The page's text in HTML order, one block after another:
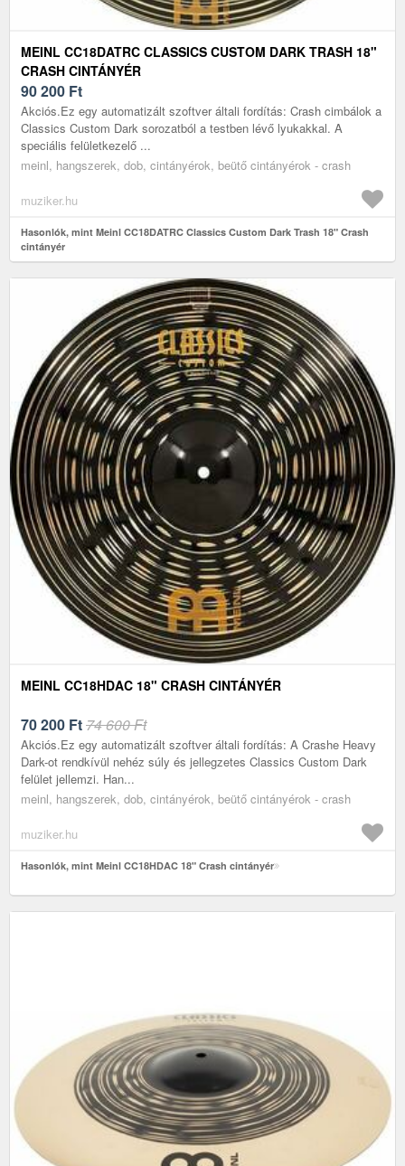
MEINL CC18DATRC CLASSICS CUSTOM DARK TRASH 18"
CRASH CINTÁNYÉR
90 200 Ft
Akciós.Ez egy automatizált szoftver általi fordítás: Crash cimbálok a
Classics Custom Dark sorozatból a testben lévő lyukakkal. A
speciális felületkezelő ...
meinl, hangszerek, dob, cintányérok, beütő cintányérok - crash
muziker.hu
Hasonlók, mint Meinl CC18DATRC Classics Custom Dark Trash 18" Crash
cintányér
MEINL CC18HDAC 18" CRASH CINTÁNYÉR
70 200 Ft74 600 Ft
Akciós.Ez egy automatizált szoftver általi fordítás: A Crashe Heavy
Dark-ot rendkívül nehéz súly és jellegzetes Classics Custom Dark
felület jellemzi. Han...
meinl, hangszerek, dob, cintányérok, beütő cintányérok - crash
muziker.hu
Hasonlók, mint Meinl CC18HDAC 18" Crash cintányér